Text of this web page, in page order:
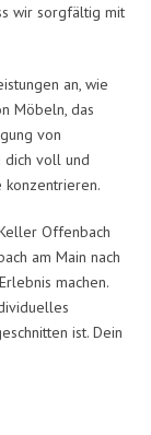
wir sorgfältig mit
an, wie
Möbeln, das
von
dich voll und
konzentrieren.
Offenbach
am Main nach
machen.
ist. Dein